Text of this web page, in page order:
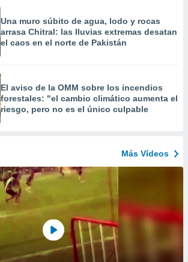
Una muro súbito de agua, lodo y rocas
arrasa Chitral: las lluvias extremas desatan
el caos en el norte de Pakistán
El aviso de la OMM sobre los incendios
forestales: "el cambio climático aumenta el
riesgo, pero no es el único culpable
Más Vídeos